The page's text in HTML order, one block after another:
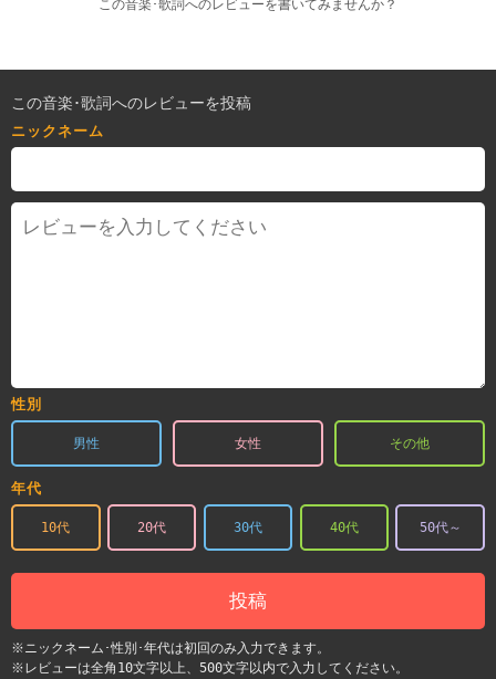
この音楽･歌詞へのレビューを書いてみませんか？
この音楽･歌詞へのレビューを投稿
ニックネーム
性別
男性 女性 その他
年代
10代 20代 30代 40代 50代～
投稿
※ニックネーム･性別･年代は初回のみ入力できます。
※レビューは全角10文字以上、500文字以内で入力してください。